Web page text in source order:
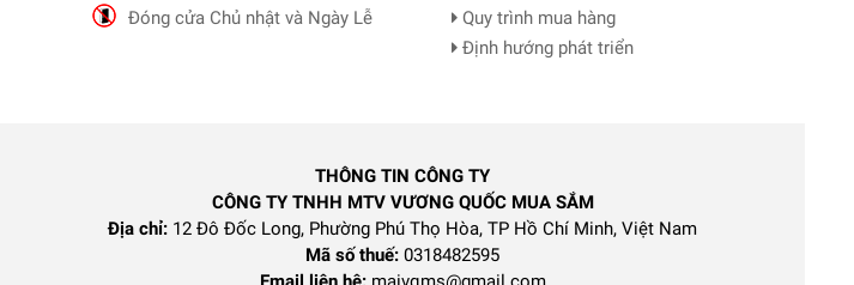
Đóng cửa Chủ nhật và Ngày Lễ
Quy trình mua hàng
Định hướng phát triển
THÔNG TIN CÔNG TY
CÔNG TY TNHH MTV VƯƠNG QUỐC MUA SẮM
Địa chỉ: 12 Đô Đốc Long, Phường Phú Thọ Hòa, TP Hồ Chí Minh, Việt Nam
Mã số thuế: 0318482595